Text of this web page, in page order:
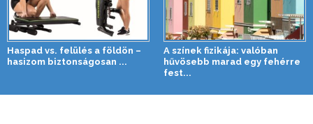
Haspad vs. felülés a földön –
hasizom biztonságosan ...
A színek fizikája: valóban
hűvösebb marad egy fehérre
fest...